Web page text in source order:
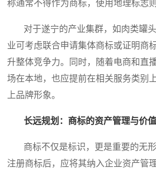
称通常不得作为商标，使用地理标志
对于遂宁的产业集群，如肉类罐头
业可考虑联合申请集体商标或证明商
升整体竞争力。同时，随着电商和直
场在本地，也应提前在相关服务类别
上品牌形象。
长远规划：商标的资产管理与价
商标不仅是标识，更是重要的无形
注册商标后，应将其纳入企业资产管